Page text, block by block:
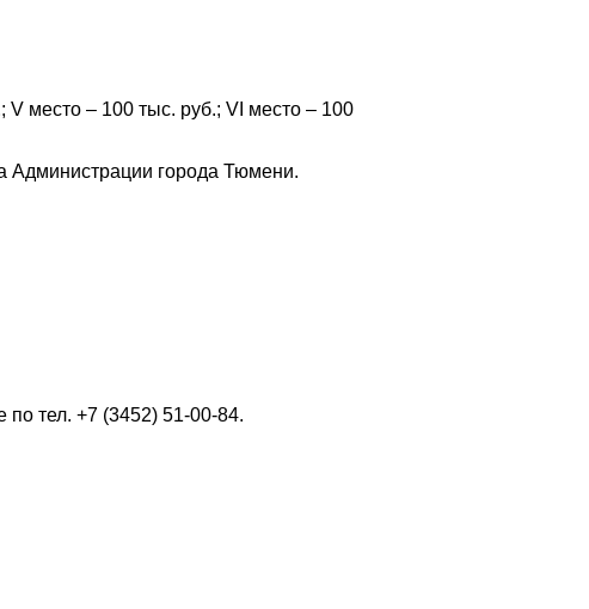
V место – 100 тыс. руб.; VI место – 100
Администрации города Тюмени.
по тел. +7 (3452) 51-00-84.